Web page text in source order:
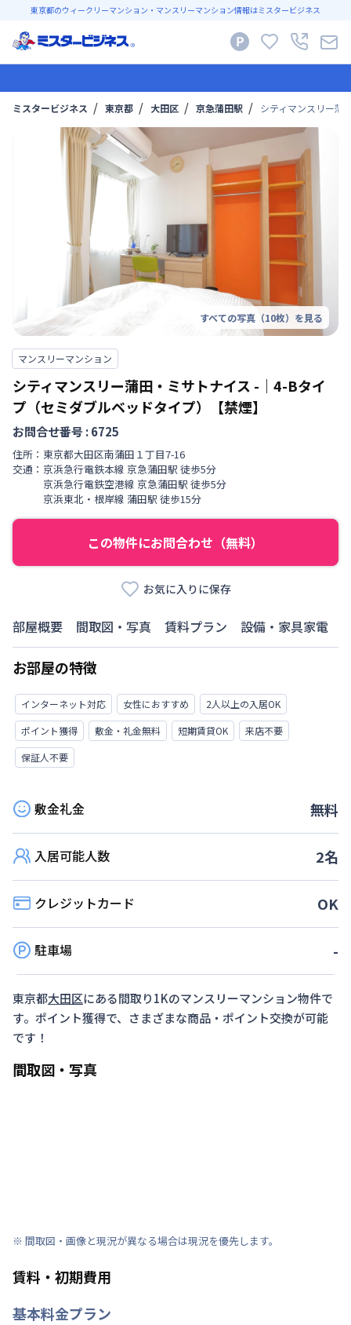
東京都のウィークリーマンション・マンスリーマンション情報はミスタービジネス
ミスタービジネス 東京都 大田区 京急蒲田駅 シティマンスリー蒲
すべての写真（10枚）を見る
マンスリーマンション
シティマンスリー蒲田・ミサトナイス - ｜ 4-Bタイ
プ（セミダブルベッドタイプ）【禁煙】
お問合せ番号 :6725
住所： 東京都大田区南蒲田 １丁目7-16
交通： 京浜急行電鉄本線 京急蒲田駅 徒歩5分
京浜急行電鉄空港線 京急蒲田駅 徒歩5分
京浜東北・根岸線 蒲田駅 徒歩15分
この物件にお問合わせ（無料）
お気に入りに保存
部屋概要 間取図・写真 賃料プラン 設備・家具家電
お部屋の特徴
インターネット対応 女性におすすめ
2人以上の入居OK
ポイント獲得
敷金・礼金無料 短期賃貸OK
来店不要
保証人不要
敷金礼金 無料
入居可能人数 2名
クレジットカード OK
駐車場 -
東京都大田区にある間取り1Kのマンスリーマンション物件で
す。ポイント獲得で、さまざまな商品・ポイント交換が可能
です！
間取図・写真
※ 間取図・画像と現況が異なる場合は現況を優先します。
賃料・初期費用
基本料金プラン